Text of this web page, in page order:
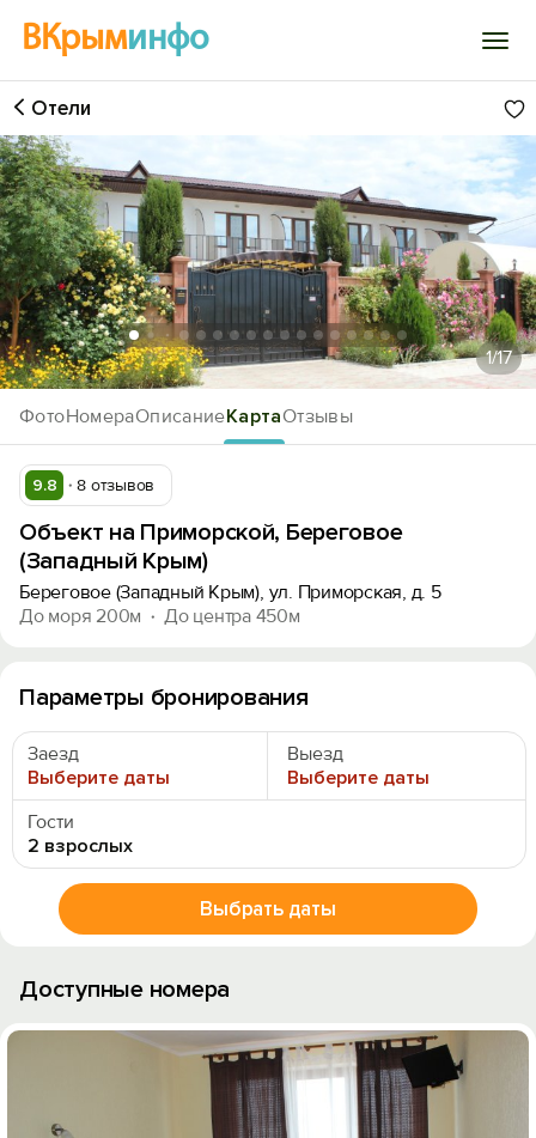
ВКрыминфо
Войти
Избранное
История просмотра
Добавить свой объект
ФотоНомераОписаниеКартаОтзывы
Отели
1/17
9.8 8 отзывов
Объект на Приморской, Береговое
(Западный Крым)
Береговое (Западный Крым), ул. Приморская, д. 5
До моря 200м
До центра 450м
Параметры бронирования
Заезд
Выберите даты
Выезд
Выберите даты
Гости
2 взрослых
Выбрать даты
Доступные номера